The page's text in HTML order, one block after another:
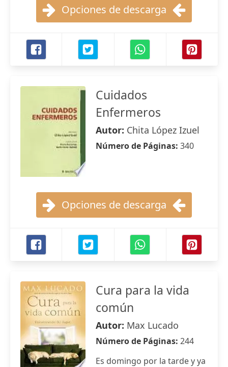
Opciones de descarga
Cuidados
Enfermeros
Autor: Chita López Izuel
Número de Páginas: 340
Opciones de descarga
Cura para la vida
común
Autor: Max Lucado
Número de Páginas: 244
Es domingo por la tarde y ya